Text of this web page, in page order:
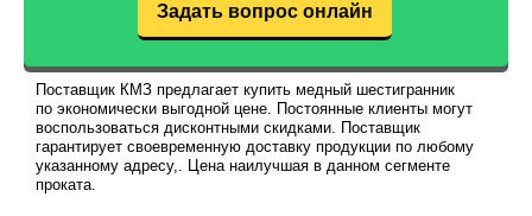
Задать вопрос онлайн
Поставщик КМЗ предлагает купить медный шестигранник
по экономически выгодной цене. Постоянные клиенты могут
воспользоваться дисконтными скидками. Поставщик
гарантирует своевременную доставку продукции по любому
указанному адресу,. Цена наилучшая в данном сегменте
проката.